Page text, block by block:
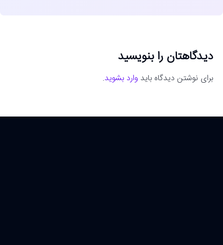
دیدگاهتان را بنویسید
برای نوشتن دیدگاه باید وارد بشوید.